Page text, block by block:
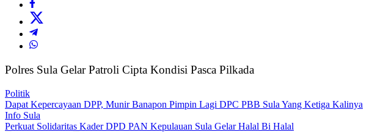
Polres Sula Gelar Patroli Cipta Kondisi Pasca Pilkada
Politik
Dapat Kepercayaan DPP, Munir Banapon Pimpin Lagi DPC PBB Sula Yang Ketiga Kalinya
Info Sula
Perkuat Solidaritas Kader DPD PAN Kepulauan Sula Gelar Halal Bi Halal